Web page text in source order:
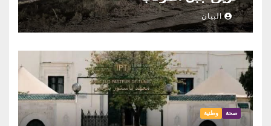
البيان
صحة وطنية